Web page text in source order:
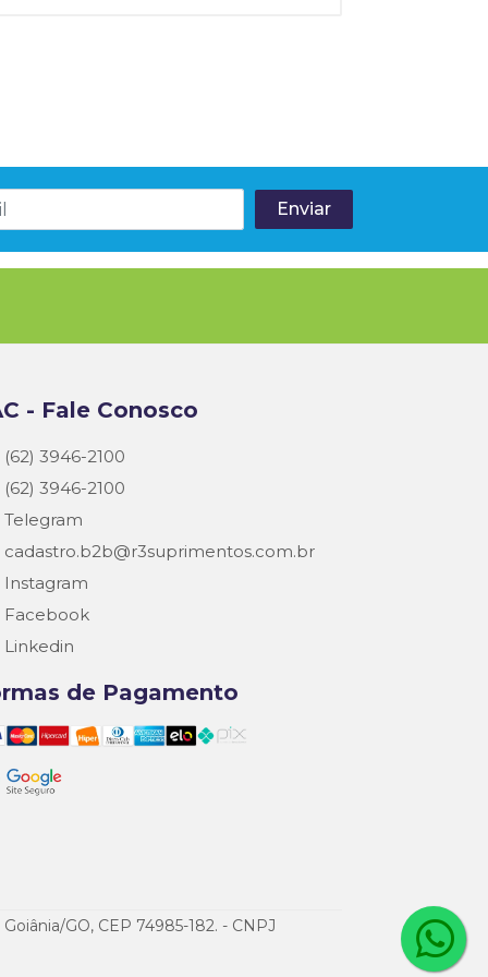
- Fale Conosco
(62) 3946-2100
(62) 3946-2100
Telegram
cadastro.b2b@r3suprimentos.com.br
Instagram
Facebook
Linkedin
de Pagamento
GO, CEP 74985-182. - CNPJ